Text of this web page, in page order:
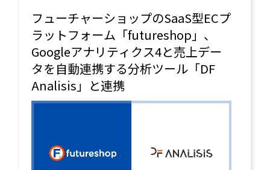
フューチャーショップのSaaS型ECプ
ラットフォーム「futureshop」、
Googleアナリティクス4と売上デー
タを自動連携する分析ツール「DF
Analisis」と連携